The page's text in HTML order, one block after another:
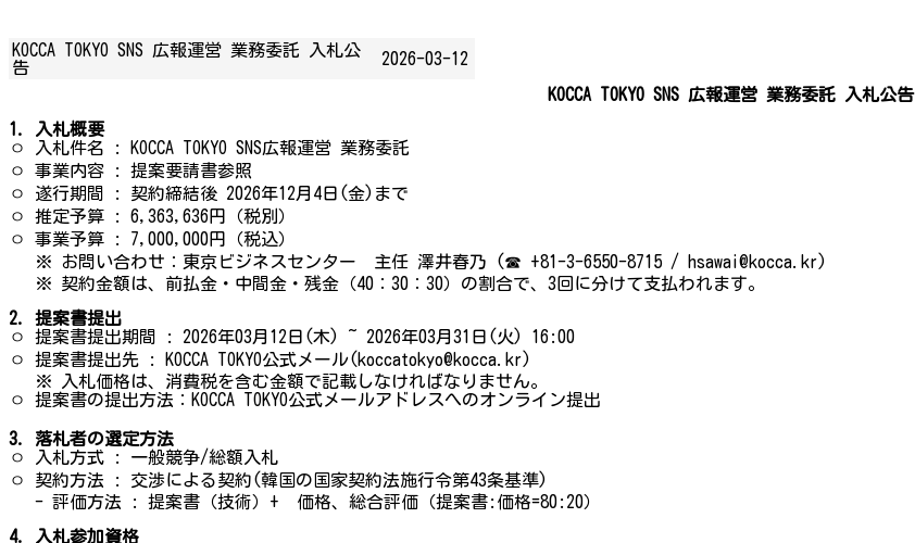
KOCCA TOKYO SNS 広報運営 業務委託 入札公
告
2026-03-12
KOCCA TOKYO SNS 広報運営 業務委託 入札公告
1. 入札概要
ㅇ 入札件名 : KOCCA TOKYO SNS広報運営 業務委託
ㅇ 事業内容 : 提案要請書参照
ㅇ 遂行期間 : 契約締結後 2026年12月4日(金)まで
ㅇ 推定予算 : 6,363,636円（税別）
ㅇ 事業予算 : 7,000,000円（税込）
※ お問い合わせ：東京ビジネスセンター 主任 澤井春乃 (☎ +81-3-6550-8715 / hsawai@kocca.kr)
※ 契約金額は、前払金・中間金・残金（40：30：30）の割合で、3回に分けて支払われます。
2. 提案書提出
ㅇ 提案書提出期間 : 2026年03月12日(木) ~ 2026年03月31日(火) 16:00
ㅇ 提案書提出先 : KOCCA TOKYO公式メール(koccatokyo@kocca.kr)
※ 入札価格は、消費税を含む金額で記載しなければなりません。
ㅇ 提案書の提出方法：KOCCA TOKYO公式メールアドレスへのオンライン提出
3. 落札者の選定方法
ㅇ 入札方式 : 一般競争/総額入札
ㅇ 契約方法 : 交渉による契約(韓国の国家契約法施行令第43条基準)
- 評価方法 : 提案書（技術）+ 価格、総合評価（提案書:価格=80:20）
4.
入札参加資格